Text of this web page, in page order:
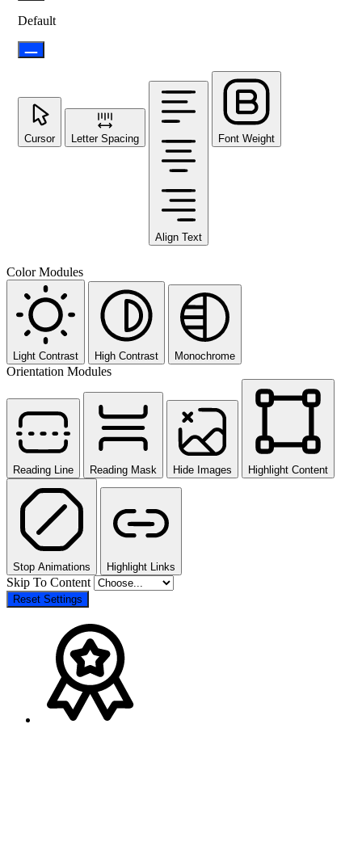
Default
Cursor Letter Spacing
Align Text
Font Weight
Color Modules
Light Contrast High Contrast Monochrome
Orientation Modules
Reading Line Reading Mask Hide Images Highlight Content
Stop Animations Highlight Links
Skip To Content
Reset Settings